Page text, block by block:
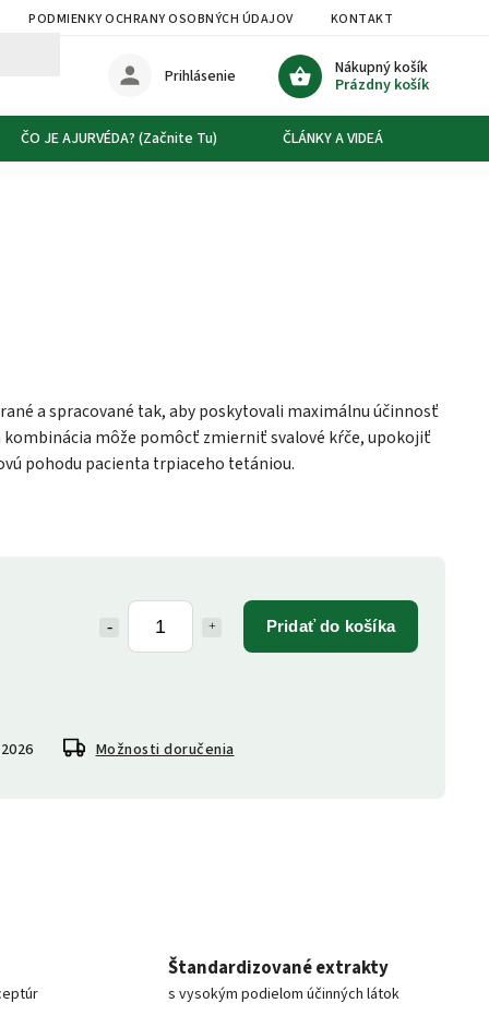
PODMIENKY OCHRANY OSOBNÝCH ÚDAJOV KONTAKT
Nákupný košík
Prázdny košík
Prihlásenie
ČO JE AJURVÉDA? (Začnite Tu) ČLÁNKY A VIDEÁ
Pridať do košíka
Možnosti doručenia
a spracované tak, aby poskytovali maximálnu účinnosť
kombinácia môže pomôcť zmierniť svalové kŕče, upokojiť
pohodu pacienta trpiaceho tetániou.
Štandardizované extrakty
s vysokým podielom účinných látok